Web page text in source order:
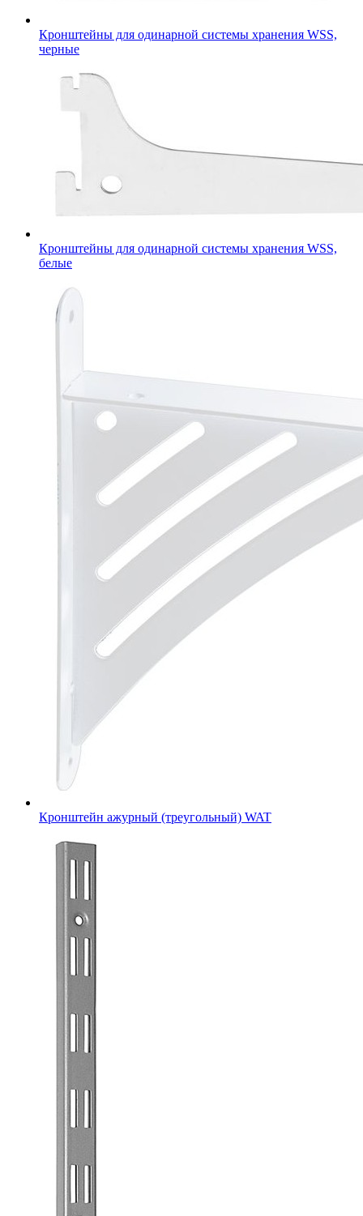
Кронштейны для одинарной системы хранения WSS,
черные
Кронштейны для одинарной системы хранения WSS,
белые
Кронштейн ажурный (треугольный) WAT